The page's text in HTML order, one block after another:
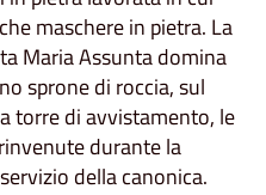
maschere in pietra. La
Maria Assunta domina
sprone di roccia, sul
torre di avvistamento, le
durante la
della canonica.